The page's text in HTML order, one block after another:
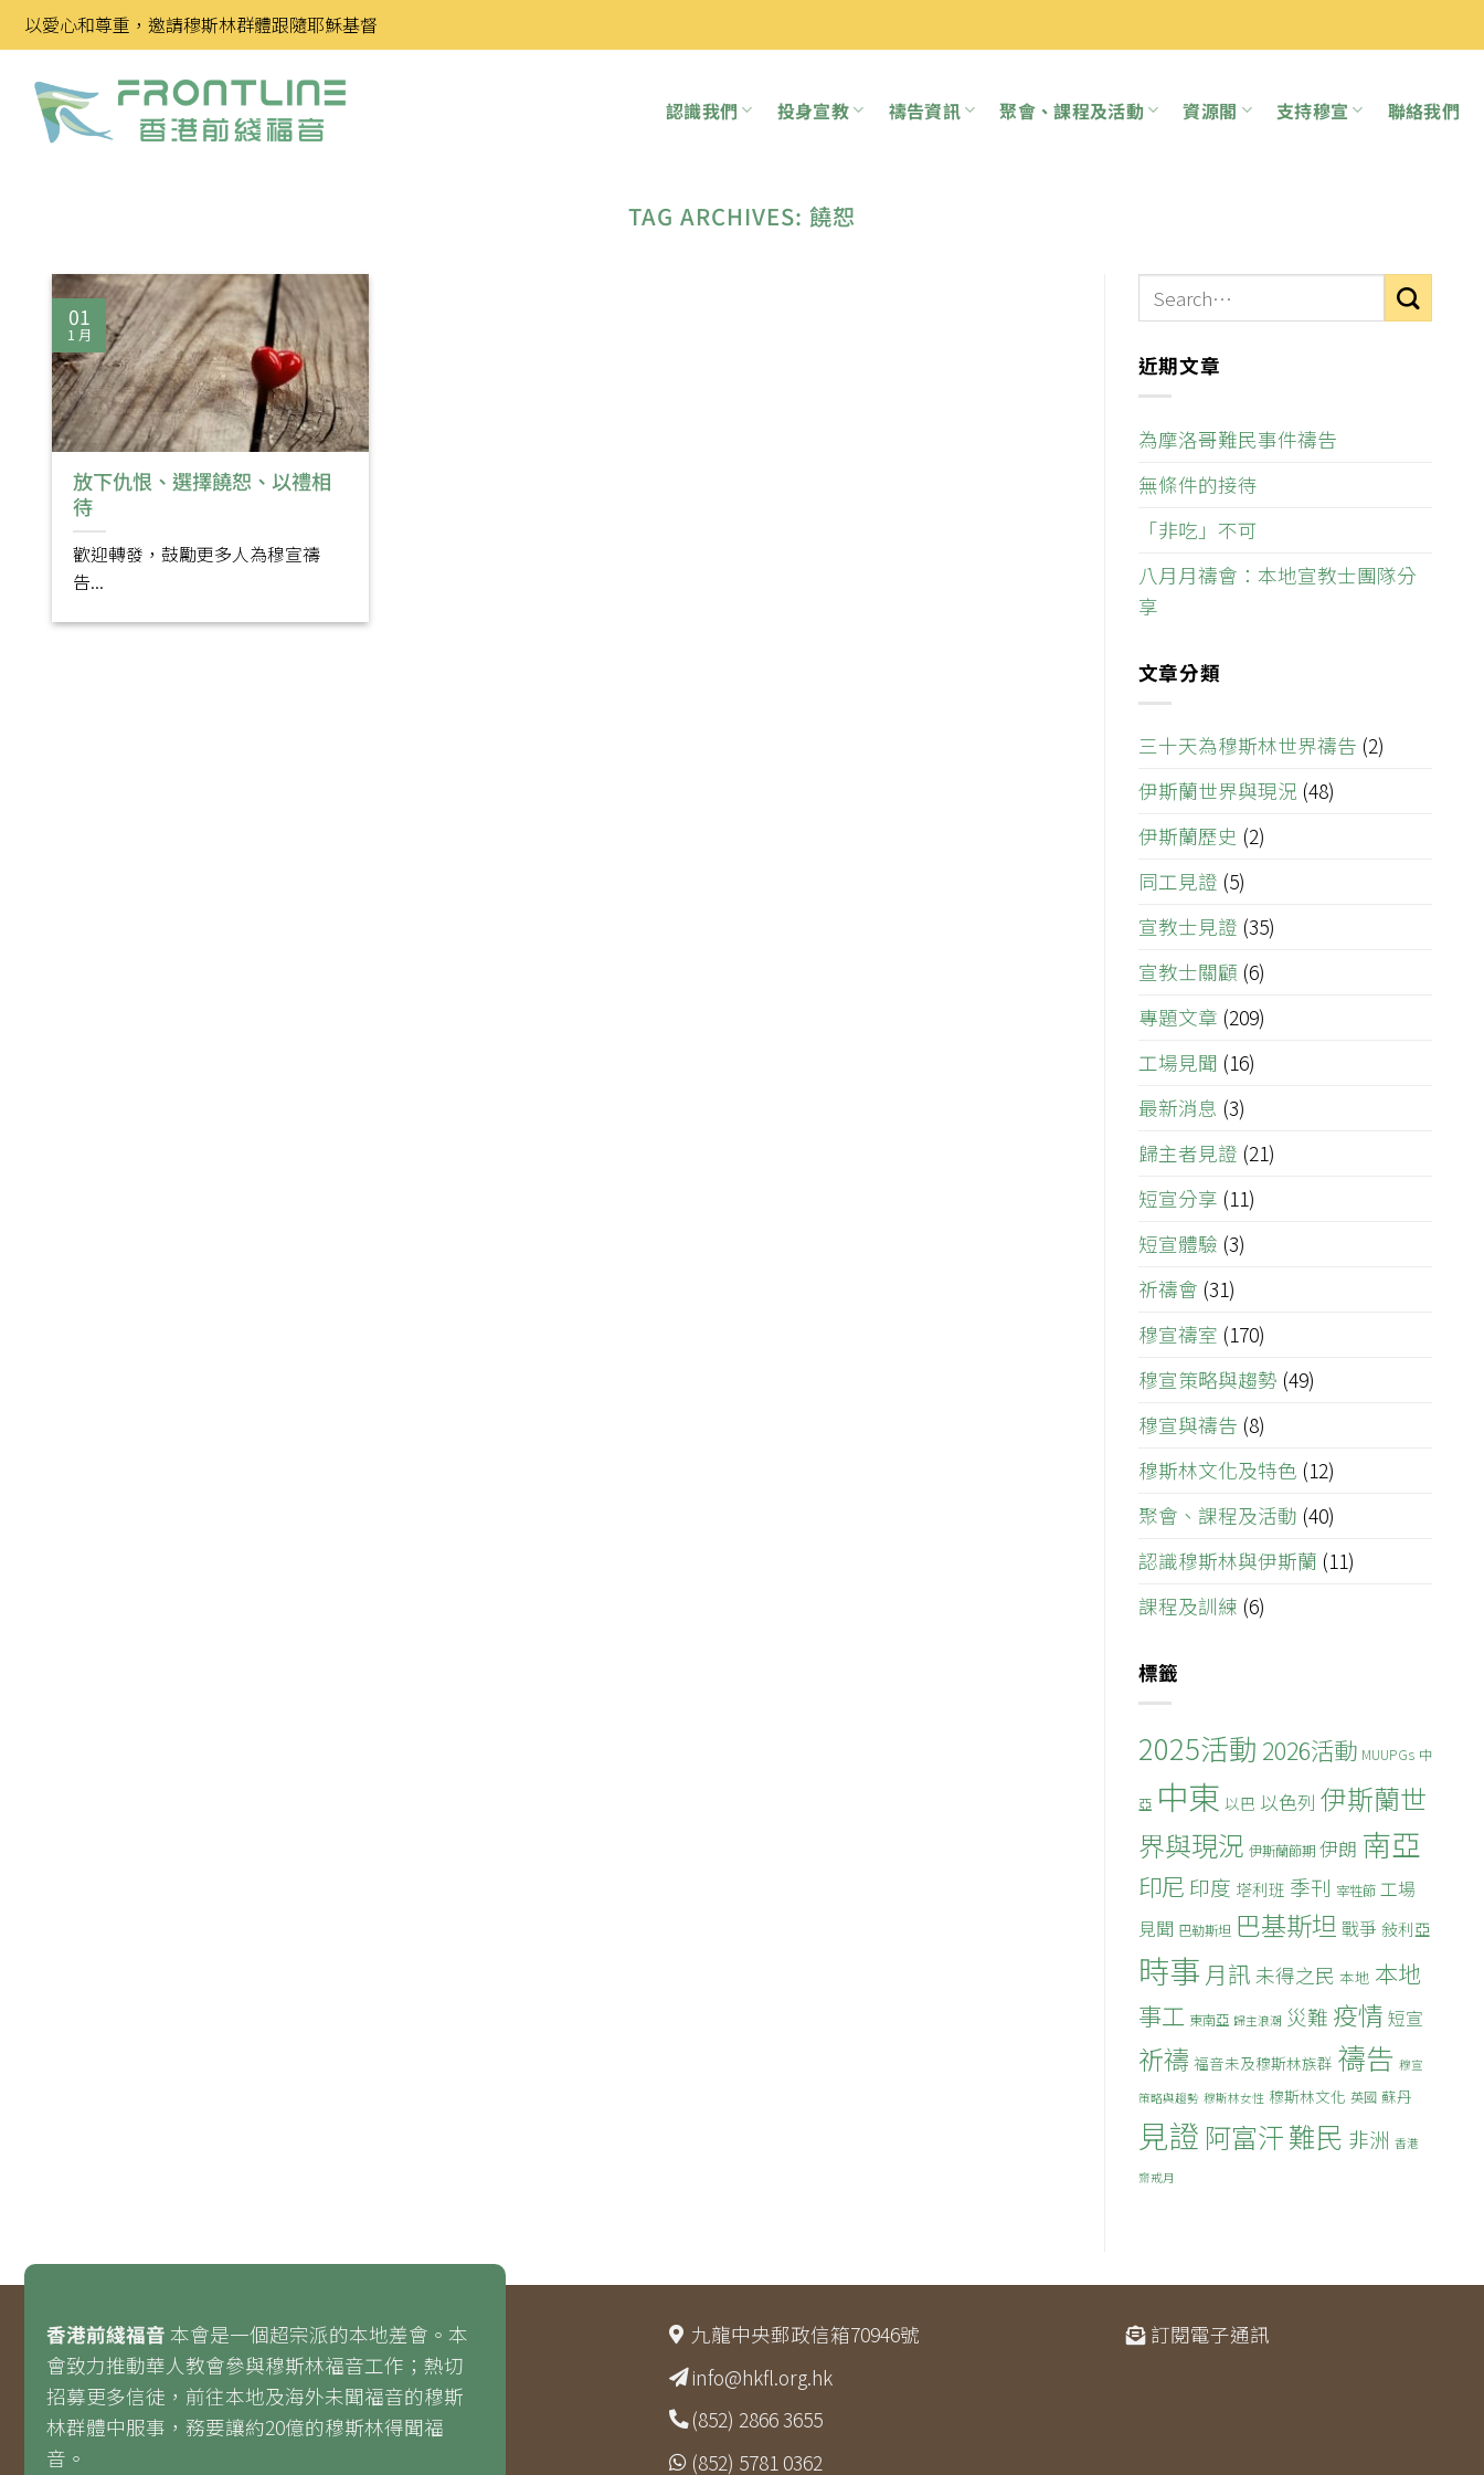
Skip
to
content
以愛心和尊重，邀請穆斯林群體跟隨耶穌基督
認識我們 投身宣教 禱告資訊 聚會、課程及活動 資源閣 支持穆宣 聯絡我們
TAG ARCHIVES:饒恕
放下仇恨、選擇饒恕、以禮相
待
歡迎轉發，鼓勵更多人為穆宣禱
告...
01
1 月
近期文章
為摩洛哥難民事件禱告
無條件的接待
「非吃」不可
八月月禱會：本地宣教士團隊分
享
文章分類
三十天為穆斯林世界禱告 (2)
伊斯蘭世界與現況 (48)
伊斯蘭歷史 (2)
同工見證 (5)
宣教士見證 (35)
宣教士關顧 (6)
專題文章 (209)
工場見聞 (16)
最新消息 (3)
歸主者見證 (21)
短宣分享 (11)
短宣體驗 (3)
祈禱會 (31)
穆宣禱室 (170)
穆宣策略與趨勢 (49)
穆宣與禱告 (8)
穆斯林文化及特色 (12)
聚會、課程及活動 (40)
認識穆斯林與伊斯蘭 (11)
課程及訓練 (6)
標籤
2025活動 2026活動 MUUPGs 中
亞 中東 以巴 以色列 伊斯蘭世
界與現況 伊斯蘭節期 伊朗 南亞
印尼 印度 塔利班 季刊 宰牲節 工場
見聞 巴勒斯坦 巴基斯坦 戰爭 敍利亞
時事 月訊未得之民 本地 本地
事工 東南亞 歸主浪潮 災難 疫情 短宣
祈禱 福音未及穆斯林族群 禱告 穆宣
策略與趨勢 穆斯林女性 穆斯林文化 英國 蘇丹
見證 阿富汗難民 非洲 香港
齋戒月
香港前綫福音 本會是一個超宗派的本地差會。本
會致力推動華人教會參與穆斯林福音工作；熱切
招募更多信徒，前往本地及海外未聞福音的穆斯
林群體中服事，務要讓約20億的穆斯林得聞福
音。
九龍中央郵政信箱70946號
info@hkfl.org.hk
(852) 2866 3655
(852) 5781 0362
訂閱電子通訊